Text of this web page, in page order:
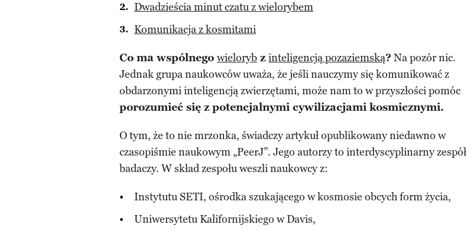
Dwadzieścia minut czatu z wielorybem
Komunikacja z kosmitami
Co ma wspólnego wieloryb z inteligencją pozaziemską? Na pozór nic.
Jednak grupa naukowców uważa, że jeśli nauczymy się komunikować z
obdarzonymi inteligencją zwierzętami, może nam to w przyszłości pomóc
porozumieć się z potencjalnymi cywilizacjami kosmicznymi.
O tym, że to nie mrzonka, świadczy artykuł opublikowany niedawno w
czasopiśmie naukowym „PeerJ”. Jego autorzy to interdyscyplinarny zespół
badaczy. W skład zespołu weszli naukowcy z:
Instytutu SETI, ośrodka szukającego w kosmosie obcych form życia,
Uniwersytetu Kalifornijskiego w Davis,